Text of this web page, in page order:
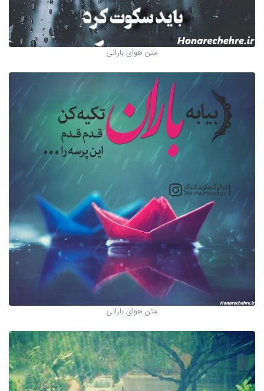
متن هوای بارانی
متن هوای بارانی